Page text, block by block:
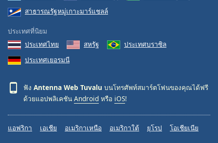
สาธารณรัฐหมู่เกาะมาร์แชลล์
ประเทศที่นิยม
ประเทศไทย
สหรัฐ
ประเทศบราซิล
ประเทศเยอรมนี
ฟัง Antenna Web Tuvalu บนโทรศัพท์สมาร์ตโฟนของคุณได้ฟรี
ด้วยแอปพลิเคชัน Android หรือ iOS!
แอฟริกา เอเชีย อเมริกาเหนือ อเมริกาใต้ ยุโรป โอเชียเนีย